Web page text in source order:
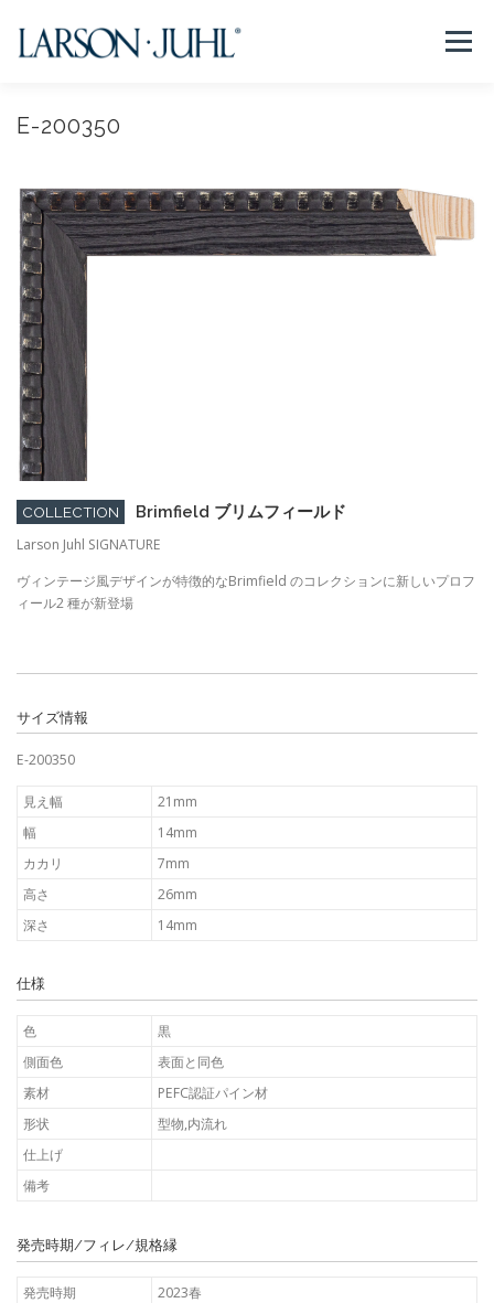
メニュー
NEWS
取扱店リスト お問い合わせ 法人のお客様
EN/CN
E-200350
COLLECTION
Brimfield ブリムフィールド
Larson Juhl SIGNATURE
ヴィンテージ風デザインが特徴的なBrimfield のコレクションに新しいプロフ
ィール2 種が新登場
サイズ情報
E-200350
見え幅
21mm
幅
14mm
カカリ
7mm
高さ
26mm
深さ
14mm
仕様
色
黒
側面色
表面と同色
素材
PEFC認証パイン材
形状
型物,内流れ
仕上げ
備考
発売時期/フィレ/規格縁
発売時期
2023春